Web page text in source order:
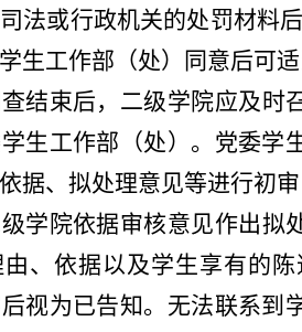
法或行政机关的处罚材料
生工作部（处）同意后可适
查结束后，二级学院应及
生工作部（处） 。 党委学
据、拟处理意见等进行初审
级学院依据审核意见作出
、依据以及学生享有的
视为已告知。无法联系到